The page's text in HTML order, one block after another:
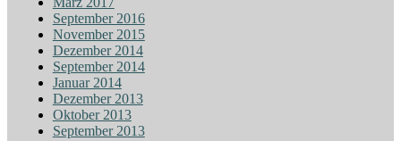
September 2016
November 2015
Dezember 2014
September 2014
Januar 2014
Dezember 2013
Oktober 2013
September 2013